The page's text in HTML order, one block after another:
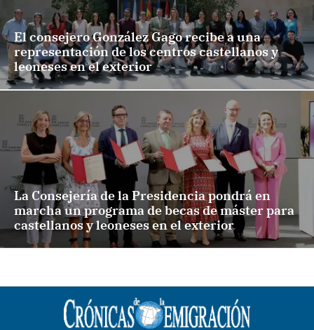
El consejero González Gago recibe a una
representación de los centros castellanos y
leoneses en el exterior
La Consejería de la Presidencia pondrá en
marcha un programa de becas de máster para
castellanos y leoneses en el exterior